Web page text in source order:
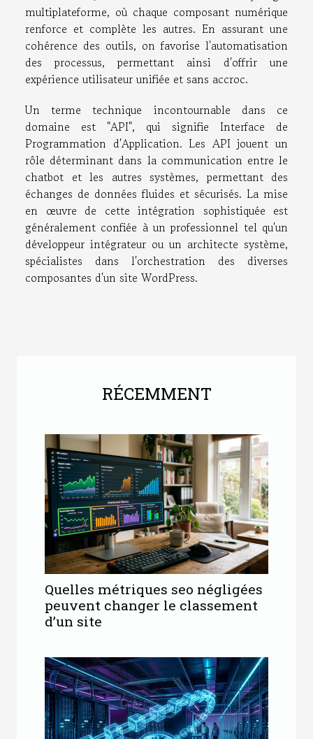
multiplateforme, où chaque composant numérique
renforce et complète les autres. En assurant une
cohérence des outils, on favorise l'automatisation
des processus, permettant ainsi d'offrir une
expérience utilisateur unifiée et sans accroc.
Un terme technique incontournable dans ce
domaine est "API", qui signifie Interface de
Programmation d'Application. Les API jouent un
rôle déterminant dans la communication entre le
chatbot et les autres systèmes, permettant des
échanges de données fluides et sécurisés. La mise
en œuvre de cette intégration sophistiquée est
généralement confiée à un professionnel tel qu'un
développeur intégrateur ou un architecte système,
spécialistes dans l'orchestration des diverses
composantes d'un site WordPress.
RÉCEMMENT
Quelles métriques seo négligées
peuvent changer le classement
d’un site